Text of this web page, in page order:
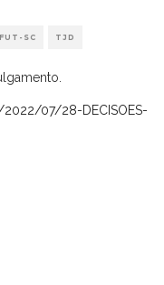
SC TJD
07/28-DECISOES-